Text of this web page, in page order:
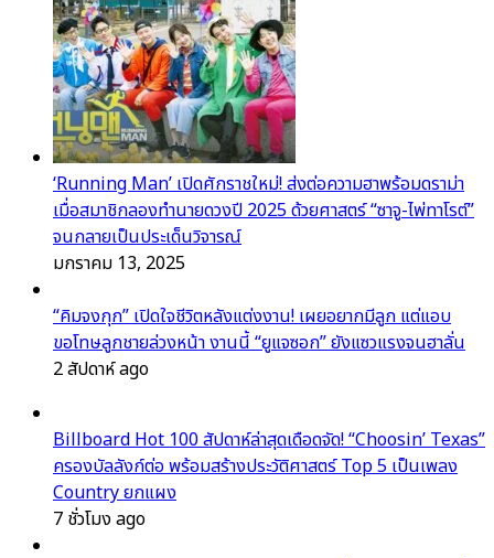
‘Running Man’ เปิดศักราชใหม่! ส่งต่อความฮาพร้อมดราม่า
เมื่อสมาชิกลองทำนายดวงปี 2025 ด้วยศาสตร์ “ซาจู-ไพ่ทาโรต์”
จนกลายเป็นประเด็นวิจารณ์
มกราคม 13, 2025
“คิมจงกุก” เปิดใจชีวิตหลังแต่งงาน! เผยอยากมีลูก แต่แอบ
ขอโทษลูกชายล่วงหน้า งานนี้ “ยูแจซอก” ยังแซวแรงจนฮาลั่น
2 สัปดาห์ ago
Billboard Hot 100 สัปดาห์ล่าสุดเดือดจัด! “Choosin’ Texas”
ครองบัลลังก์ต่อ พร้อมสร้างประวัติศาสตร์ Top 5 เป็นเพลง
Country ยกแผง
7 ชั่วโมง ago